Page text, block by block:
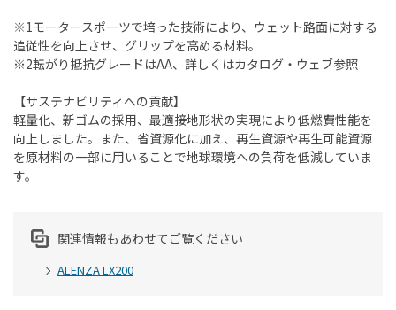
※1モータースポーツで培った技術により、ウェット路面に対する
追従性を向上させ、グリップを高める材料。
※2転がり抵抗グレードはAA、詳しくはカタログ・ウェブ参照
【サステナビリティへの貢献】
軽量化、新ゴムの採用、最適接地形状の実現により低燃費性能を
向上しました。また、省資源化に加え、再生資源や再生可能資源
を原材料の一部に用いることで地球環境への負荷を低減していま
す。
関連情報もあわせてご覧ください
ALENZA LX200